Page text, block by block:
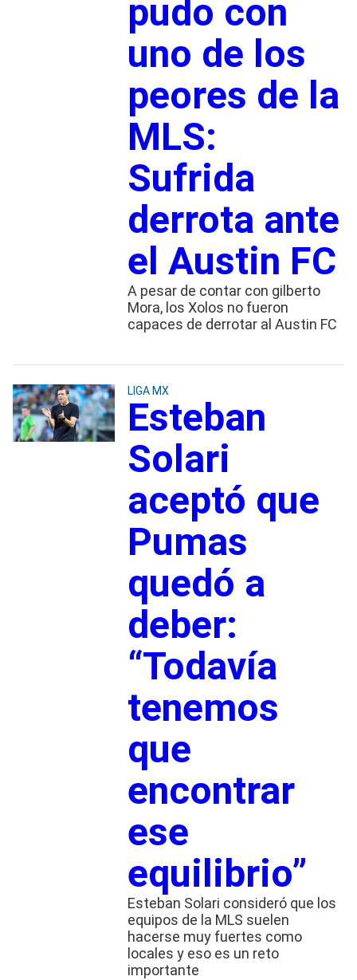
pudo con
uno de los
peores de la
MLS:
Sufrida
derrota ante
el Austin FC
A pesar de contar con gilberto
Mora, los Xolos no fueron
capaces de derrotar al Austin FC
LIGA MX
Esteban
Solari
aceptó que
Pumas
quedó a
deber:
“Todavía
tenemos
que
encontrar
ese
equilibrio”
Esteban Solari consideró que los
equipos de la MLS suelen
hacerse muy fuertes como
locales y eso es un reto
importante